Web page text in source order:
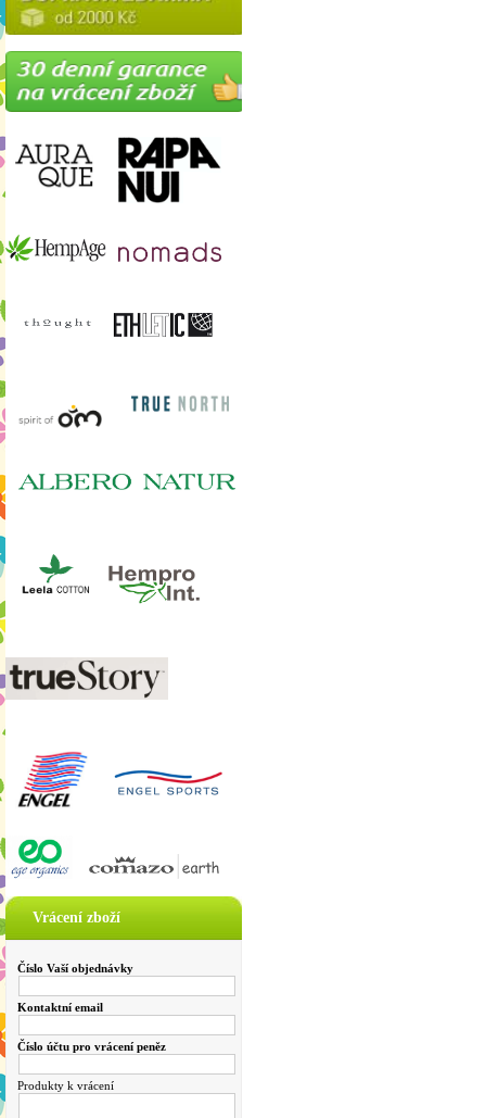
Vrácení zboží
Číslo Vaší objednávky
Kontaktní email
Číslo účtu pro vrácení peněz
Produkty k vrácení